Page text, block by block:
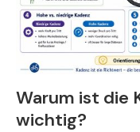
Warum ist die
wichtig?